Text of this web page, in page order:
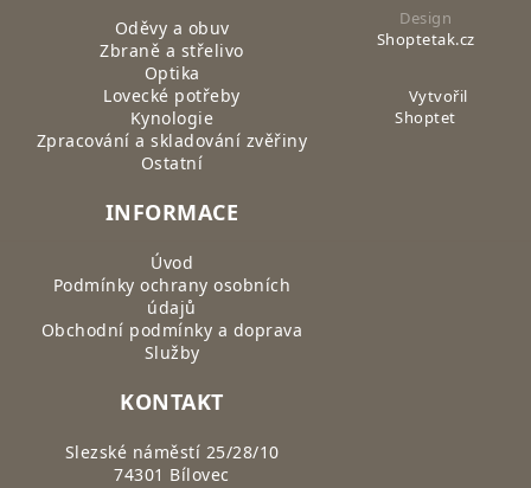
Oděvy a obuv
Zbraně a střelivo
Optika
Lovecké potřeby
Kynologie
Zpracování a skladování zvěřiny
Ostatní
INFORMACE
Úvod
Podmínky ochrany osobních
údajů
Obchodní podmínky a doprava
Služby
KONTAKT
Slezské náměstí 25/28/10
74301 Bílovec
Design
Shoptetak.cz
Vytvořil
Shoptet